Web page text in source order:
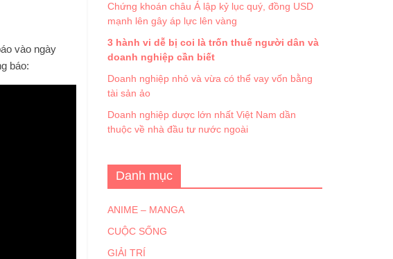
vào ngày
báo:
Chứng khoán châu Á lập kỷ lục quý, đồng USD
mạnh lên gây áp lực lên vàng
3 hành vi dễ bị coi là trốn thuế người dân và
doanh nghiệp cần biết
Doanh nghiệp nhỏ và vừa có thể vay vốn bằng
tài sản ảo
Doanh nghiệp dược lớn nhất Việt Nam dần
thuộc về nhà đầu tư nước ngoài
Danh mục
ANIME – MANGA
CUỘC SỐNG
GIẢI TRÍ